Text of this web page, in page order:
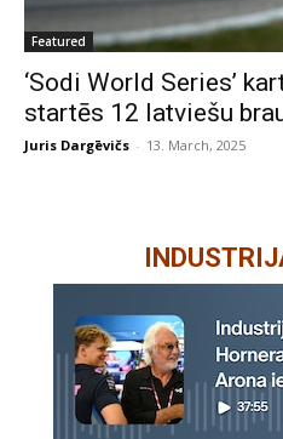
Featured
‘Sodi World Series’
startēs 12 latviešu
Juris Dargēvičs - 13. March, 2025